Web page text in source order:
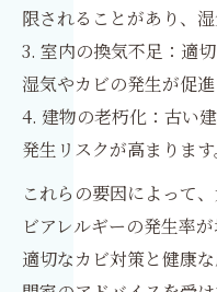
限されることがあり、
3. 室内の換気不足：適
湿気やカビの発生が促進
4. 建物の老朽化：古い
発生リスクが高まります
これらの要因によって
ビアレルギーの発生率
適切なカビ対策と健康